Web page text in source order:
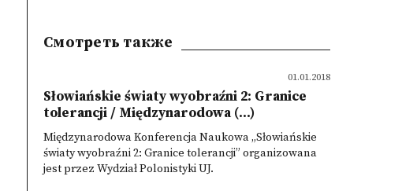
Смотреть также
01.01.2018
Słowiańskie światy wyobraźni 2: Granice
tolerancji / Międzynarodowa (...)
Międzynarodowa Konferencja Naukowa „Słowiańskie
światy wyobraźni 2: Granice tolerancji” organizowana
jest przez Wydział Polonistyki UJ.